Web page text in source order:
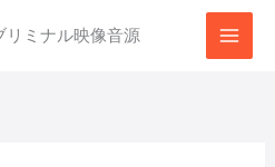
リミナル映像音源